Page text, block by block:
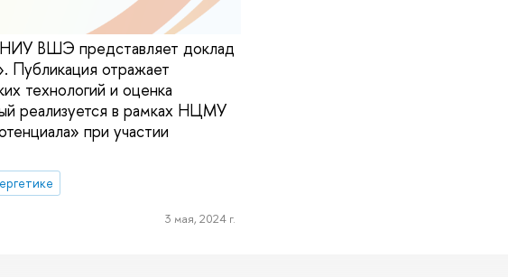
НИУ ВШЭ представляет доклад
Публикация отражает
технологий и оценка
реализуется в рамках НЦМУ
при участии
3 мая, 2024 г.